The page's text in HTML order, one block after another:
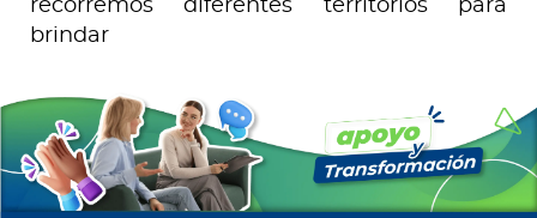
recorremos diferentes territorios para
brindar